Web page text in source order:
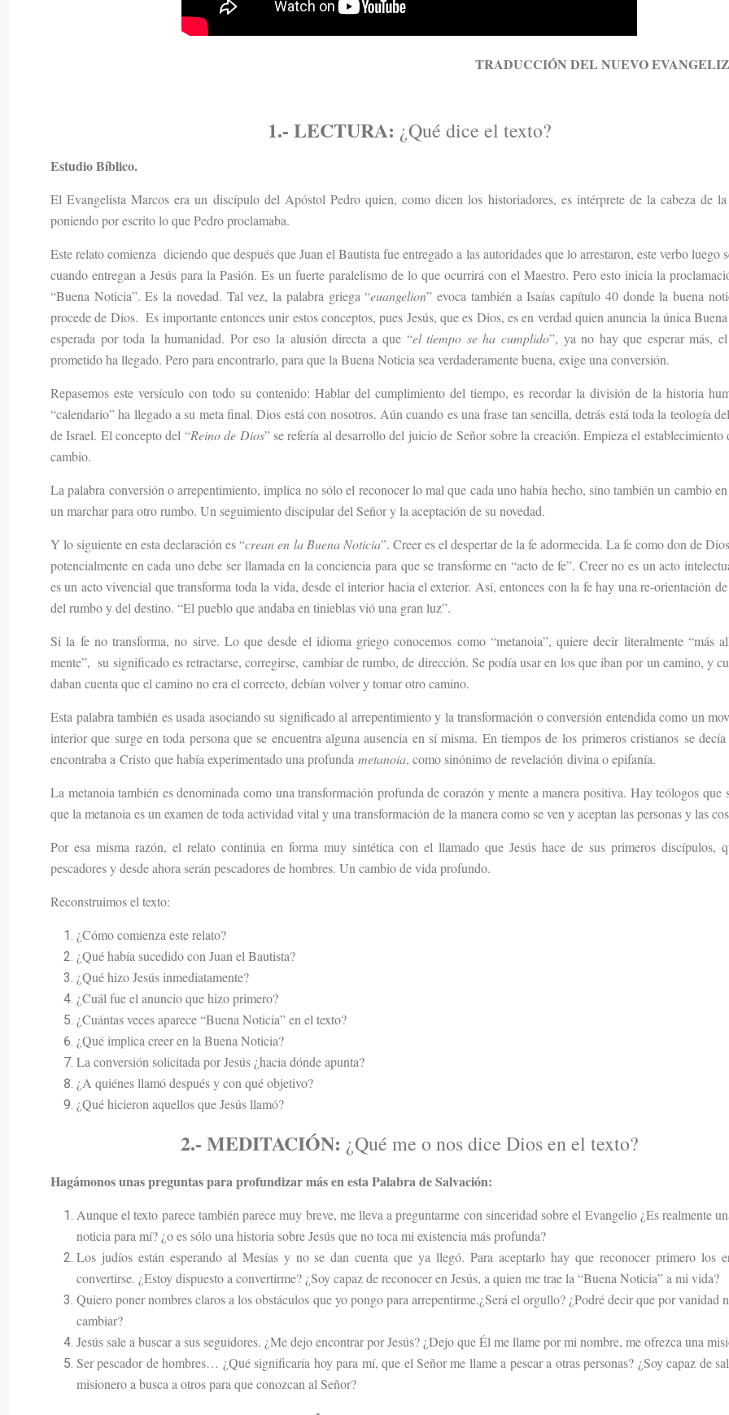
TRADUCCIÓN DEL NUEVO
1.- LECTURA: ¿Qué dice el texto?
Estudio Bíblico.
El Evangelista Marcos era un discípulo del Apóstol Pedro quien, como dicen los historiadores, es intérprete de la cabeza de
poniendo por escrito lo que Pedro proclamaba.
Este relato comienza diciendo que después que Juan el Bautista fue entregado a las autoridades que lo arrestaron, este verbo luego
cuando entregan a Jesús para la Pasión. Es un fuerte paralelismo de lo que ocurrirá con el Maestro. Pero esto inicia la
“Buena Noticia”. Es la novedad. Tal vez, la palabra griega “euangelion” evoca también a Isaías capítulo 40 donde la buena
procede de Dios. Es importante entonces unir estos conceptos, pues Jesús, que es Dios, es en verdad quien anuncia la única
esperada por toda la humanidad. Por eso la alusión directa a que “el tiempo se ha cumplido”, ya no hay que esperar más,
prometido ha llegado. Pero para encontrarlo, para que la Buena Noticia sea verdaderamente buena, exige una conversión.
Repasemos este versículo con todo su contenido: Hablar del cumplimiento del tiempo, es recordar la división de la historia
“calendario” ha llegado a su meta final. Dios está con nosotros. Aún cuando es una frase tan sencilla, detrás está toda la teología
de Israel. El concepto del “Reino de Dios” se refería al desarrollo del juicio de Señor sobre la creación. Empieza el establecimiento
cambio.
La palabra conversión o arrepentimiento, implica no sólo el reconocer lo mal que cada uno había hecho, sino también un cambio
un marchar para otro rumbo. Un seguimiento discipular del Señor y la aceptación de su novedad.
Y lo siguiente en esta declaración es “crean en la Buena Noticia”. Creer es el despertar de la fe adormecida. La fe como don de
potencialmente en cada uno debe ser llamada en la conciencia para que se transforme en “acto de fe”. Creer no es un acto
es un acto vivencial que transforma toda la vida, desde el interior hacia el exterior. Así, entonces con la fe hay una re-orientación
del rumbo y del destino. “El pueblo que andaba en tinieblas vió una gran luz”.
Si la fe no transforma, no sirve. Lo que desde el idioma griego conocemos como “metanoia”, quiere decir literalmente “más
mente”, su significado es retractarse, corregirse, cambiar de rumbo, de dirección. Se podía usar en los que iban por un camino, y
daban cuenta que el camino no era el correcto, debían volver y tomar otro camino.
Esta palabra también es usada asociando su significado al arrepentimiento y la transformación o conversión entendida como un
interior que surge en toda persona que se encuentra alguna ausencia en sí misma. En tiempos de los primeros cristianos se
encontraba a Cristo que había experimentado una profunda metanoia, como sinónimo de revelación divina o epifanía.
La metanoia también es denominada como una transformación profunda de corazón y mente a manera positiva. Hay teólogos que
que la metanoia es un examen de toda actividad vital y una transformación de la manera como se ven y aceptan las personas y las
Por esa misma razón, el relato continúa en forma muy sintética con el llamado que Jesús hace de sus primeros discípulos,
pescadores y desde ahora serán pescadores de hombres. Un cambio de vida profundo.
Reconstruimos el texto:
¿Cómo comienza este relato?
¿Qué había sucedido con Juan el Bautista?
¿Qué hizo Jesús inmediatamente?
¿Cuál fue el anuncio que hizo primero?
¿Cuántas veces aparece “Buena Noticia” en el texto?
¿Qué implica creer en la Buena Noticia?
La conversión solicitada por Jesús ¿hacia dónde apunta?
¿A quiénes llamó después y con qué objetivo?
¿Qué hicieron aquellos que Jesús llamó?
2.- MEDITACIÓN: ¿Qué me o nos dice Dios en el texto?
Hagámonos unas preguntas para profundizar más en esta Palabra de Salvación:
Aunque el texto parece también parece muy breve, me lleva a preguntarme con sinceridad sobre el Evangelio ¿Es realmente
noticia para mí? ¿o es sólo una historia sobre Jesús que no toca mi existencia más profunda?
Los judíos están esperando al Mesías y no se dan cuenta que ya llegó. Para aceptarlo hay que reconocer primero los
convertirse. ¿Estoy dispuesto a convertirme? ¿Soy capaz de reconocer en Jesús, a quien me trae la “Buena Noticia” a mi vida?
Quiero poner nombres claros a los obstáculos que yo pongo para arrepentirme.¿Será el orgullo? ¿Podré decir que por vanidad
cambiar?
Jesús sale a buscar a sus seguidores. ¿Me dejo encontrar por Jesús? ¿Dejo que Él me llame por mi nombre, me ofrezca una
Ser pescador de hombres… ¿Qué significaría hoy para mí, que el Señor me llame a pescar a otras personas? ¿Soy capaz de
misionero a busca a otros para que conozcan al Señor?